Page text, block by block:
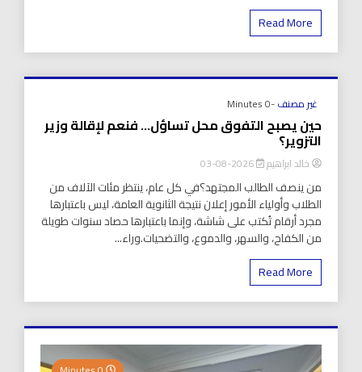
Read More
غير مصنف-0 Minutes
حين يصبح التفوق محل تساؤل… فنعم لإقالة وزير
التزوير؟
خالد ابراهيم 2026-08-03
من ينصف الطالب المجتهد؟في كل عام، ينتظر مئات الآلاف من
الطلاب وأولياء الأمور إعلان نتيجة الثانوية العامة، ليس باعتبارها
مجرد أرقام تُكتب على شاشة، وإنما باعتبارها حصاد سنوات طويلة
من الكفاح، والسهر، والدموع، والتضحيات.وراء...
Read More